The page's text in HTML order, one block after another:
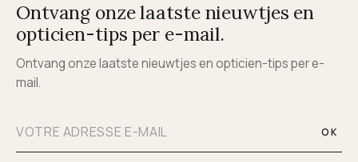
Ontvang onze laatste nieuwtjes en
opticien-tips per e-mail.
Ontvang onze laatste nieuwtjes en opticien-tips per e-
mail.
OK